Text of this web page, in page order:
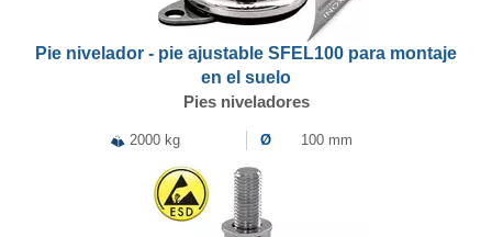
Pie nivelador - pie ajustable SFEL100 para montaje
en el suelo
Pies niveladores
2000 kg Ø 100 mm